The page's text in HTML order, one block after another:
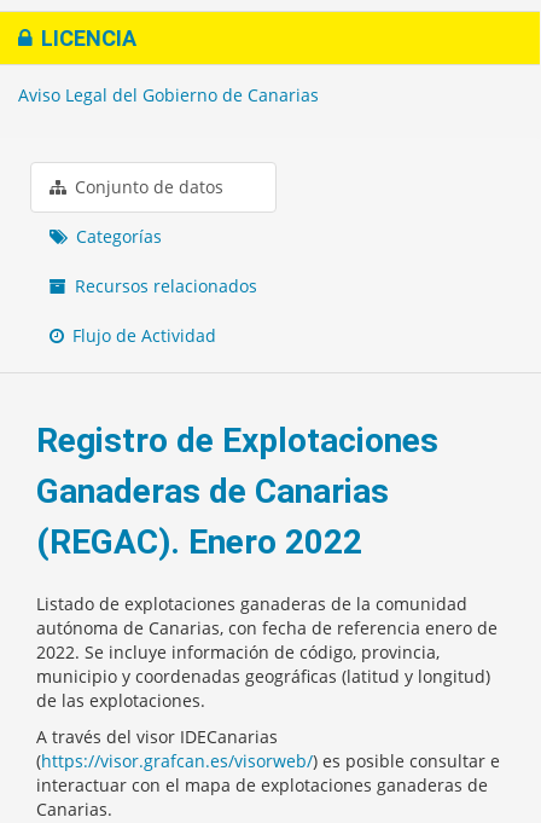
LICENCIA
Aviso Legal del Gobierno de Canarias
Conjunto de datos
Categorías
Recursos relacionados
Flujo de Actividad
Registro de Explotaciones
Ganaderas de Canarias
(REGAC). Enero 2022
Listado de explotaciones ganaderas de la comunidad
autónoma de Canarias, con fecha de referencia enero de
2022. Se incluye información de código, provincia,
municipio y coordenadas geográficas (latitud y longitud)
de las explotaciones.
A través del visor IDECanarias
(https://visor.grafcan.es/visorweb/) es posible consultar e
interactuar con el mapa de explotaciones ganaderas de
Canarias.